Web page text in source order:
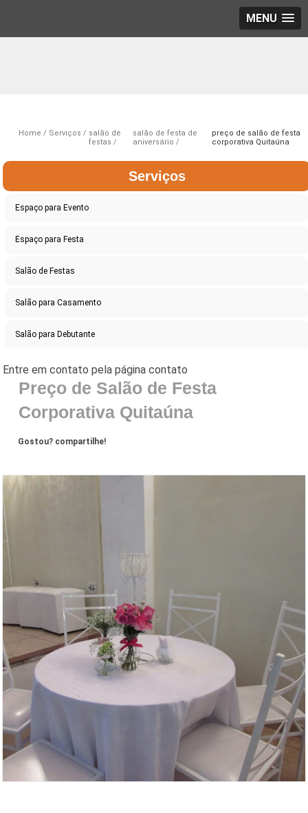
MENU
Home Serviços
salão de
festas
salão de festa de
aniversário
preço de salão de festa
corporativa Quitaúna
Serviços
Espaço para Evento
Espaço para Festa
Salão de Festas
Salão para Casamento
Salão para Debutante
Preço de Salão de Festa
Corporativa Quitaúna
Gostou? compartilhe!